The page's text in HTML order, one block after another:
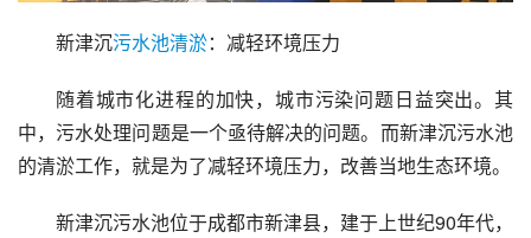
新津沉污水池清淤：减轻环境压力
随着城市化进程的加快，城市污染问题日益突出。其
中，污水处理问题是一个亟待解决的问题。而新津沉污水池
的清淤工作，就是为了减轻环境压力，改善当地生态环境。
新津沉污水池位于成都市新津县，建于上世纪90年代，